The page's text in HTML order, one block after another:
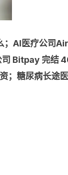
；AI医疗公司
Bitpay 完结
；糖尿病长途